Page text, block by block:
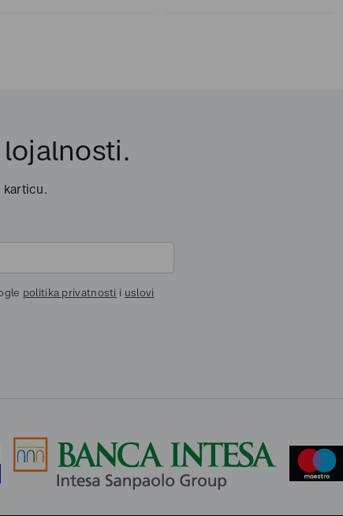
karticu.
politika privatnosti i uslovi